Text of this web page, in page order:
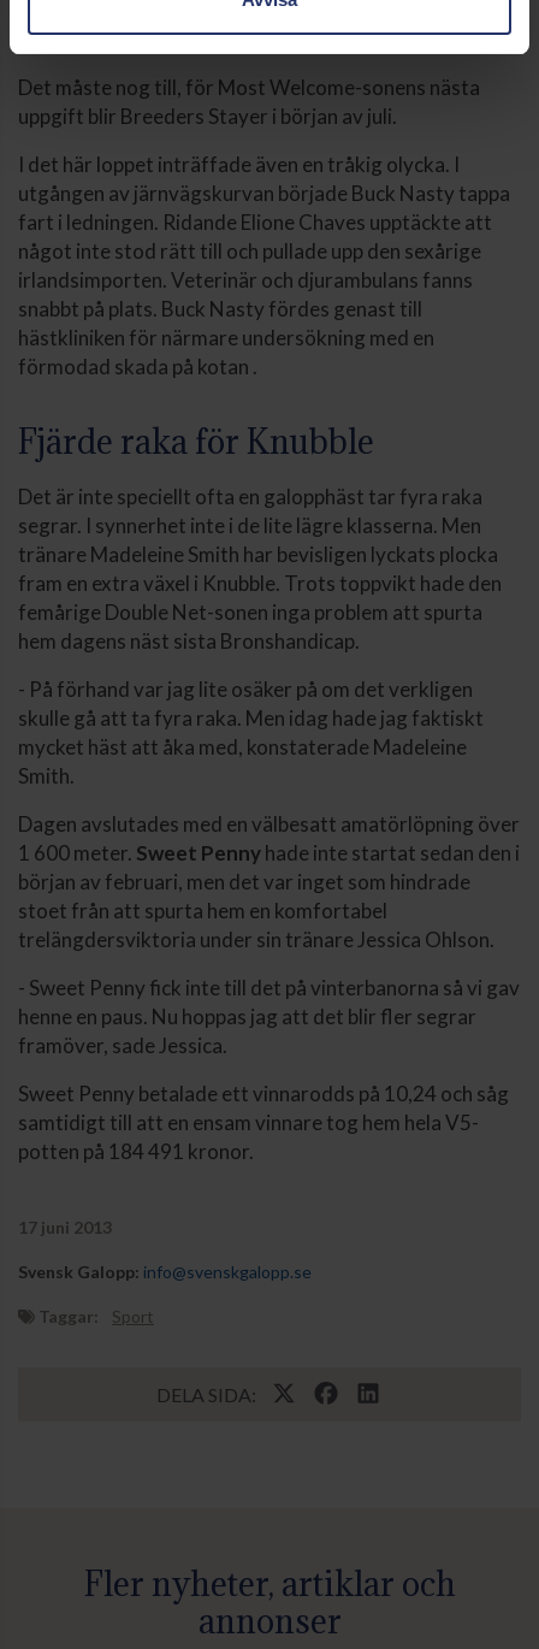
att han kan höja sig ytterligare ett snäpp på gräset, sade
Caroline.
Det måste nog till, för Most Welcome-sonens nästa
uppgift blir Breeders Stayer i början av juli.
I det här loppet inträffade även en tråkig olycka. I
utgången av järnvägskurvan började Buck Nasty tappa
fart i ledningen. Ridande Elione Chaves upptäckte att
något inte stod rätt till och pullade upp den sexårige
irlandsimporten. Veterinär och djurambulans fanns
snabbt på plats. Buck Nasty fördes genast till
hästkliniken för närmare undersökning med en
förmodad skada på kotan .
Fjärde raka för Knubble
Det är inte speciellt ofta en galopphäst tar fyra raka
segrar. I synnerhet inte i de lite lägre klasserna. Men
tränare Madeleine Smith har bevisligen lyckats plocka
fram en extra växel i Knubble. Trots toppvikt hade den
femårige Double Net-sonen inga problem att spurta
hem dagens näst sista Bronshandicap.
- På förhand var jag lite osäker på om det verkligen
skulle gå att ta fyra raka. Men idag hade jag faktiskt
mycket häst att åka med, konstaterade Madeleine
Smith.
Dagen avslutades med en välbesatt amatörlöpning över
1 600 meter. Sweet Pennyhade inte startat sedan den i
början av februari, men det var inget som hindrade
stoet från att spurta hem en komfortabel
trelängdersviktoria under sin tränare Jessica Ohlson.
- Sweet Penny fick inte till det på vinterbanorna så vi gav
henne en paus. Nu hoppas jag att det blir fler segrar
framöver, sade Jessica.
Sweet Penny betalade ett vinnarodds på 10,24 och såg
samtidigt till att en ensam vinnare tog hem hela V5-
potten på 184 491 kronor.
17 juni 2013
Svensk Galopp: info@svenskgalopp.se
Taggar: Sport
DELA SIDA:
Fler nyheter, artiklar och
annonser